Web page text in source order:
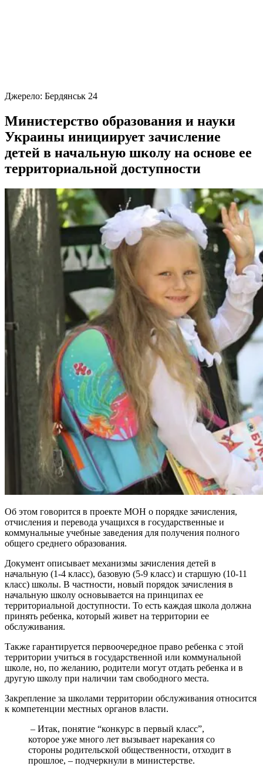
Джерело: Бердянськ 24
Министерство образования и науки
Украины инициирует зачисление
детей в начальную школу на основе ее
территориальной доступности
Об этом говорится в проекте МОН о порядке зачисления,
отчисления и перевода учащихся в государственные и
коммунальные учебные заведения для получения полного
общего среднего образования.
Документ описывает механизмы зачисления детей в
начальную (1-4 класс), базовую (5-9 класс) и старшую (10-11
класс) школы. В частности, новый порядок зачисления в
начальную школу основывается на принципах ее
территориальной доступности. То есть каждая школа должна
принять ребенка, который живет на территории ее
обслуживания.
Также гарантируется первоочередное право ребенка с этой
территории учиться в государственной или коммунальной
школе, но, по желанию, родители могут отдать ребенка и в
другую школу при наличии там свободного места.
Закрепление за школами территории обслуживания относится
к компетенции местных органов власти.
– Итак, понятие “конкурс в первый класс”,
которое уже много лет вызывает нарекания со
стороны родительской общественности, отходит в
прошлое, – подчеркнули в министерстве.